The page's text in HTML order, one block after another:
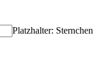
Platzhalter: